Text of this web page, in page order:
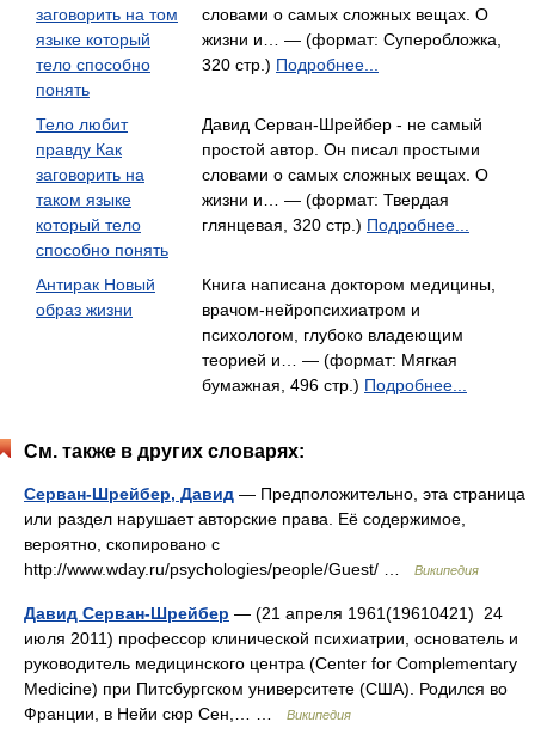
заговорить на том
языке который
тело способно
понять
словами о самых сложных вещах. О
жизни и… — (формат: Суперобложка,
320 стр.) Подробнее...
Тело любит
правду Как
заговорить на
таком языке
который тело
способно понять
Давид Серван-Шрейбер - не самый
простой автор. Он писал простыми
словами о самых сложных вещах. О
жизни и… — (формат: Твердая
глянцевая, 320 стр.) Подробнее...
Антирак Новый
образ жизни
Книга написана доктором медицины,
врачом-нейропсихиатром и
психологом, глубоко владеющим
теорией и… — (формат: Мягкая
бумажная, 496 стр.) Подробнее...
См. также в других словарях:
Серван-Шрейбер, Давид — Предположительно, эта страница
или раздел нарушает авторские права. Её содержимое,
вероятно, скопировано с
http://www.wday.ru/psychologies/people/Guest/ …
Википедия
Давид Серван-Шрейбер — (21 апреля 1961(19610421) 24
июля 2011) профессор клинической психиатрии, основатель и
руководитель медицинского центра (Center for Complementary
Medicine) при Питсбургском университете (США). Родился во
Франции, в Нейи сюр Сен,… …
Википедия